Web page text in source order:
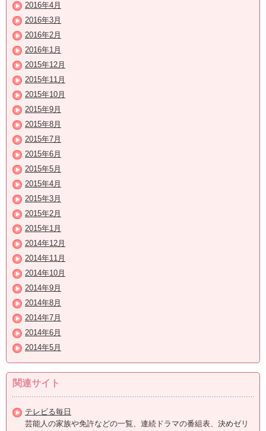
2016年4月
2016年3月
2016年2月
2016年1月
2015年12月
2015年11月
2015年10月
2015年9月
2015年8月
2015年7月
2015年6月
2015年5月
2015年4月
2015年3月
2015年2月
2015年1月
2014年12月
2014年11月
2014年10月
2014年9月
2014年8月
2014年7月
2014年6月
2014年5月
関連サイト
テレビる毎日
芸能人の家族や免許などの一覧、連続ドラマの番組表、決めゼリ